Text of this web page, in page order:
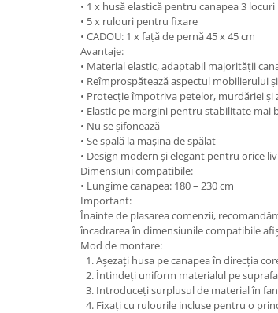
• 1 x husă elastică pentru canapea 3 locuri
• 5 x rulouri pentru fixare
• CADOU: 1 x față de pernă 45 x 45 cm
Avantaje:
• Material elastic, adaptabil majorității
• Reîmprospătează aspectul mobilierului
• Protecție împotriva petelor, murdăriei și
• Elastic pe margini pentru stabilitate mai
• Nu se șifonează
• Se spală la mașina de spălat
• Design modern și elegant pentru orice
Dimensiuni compatibile:
• Lungime canapea: 180 – 230 cm
Important:
Înainte de plasarea comenzii,
încadrarea în dimensiunile compatibile
Mod de montare:
Așezați husa pe canapea în direcția
Întindeți uniform materialul pe
Introduceți surplusul de material în
Fixați cu rulourile incluse pentru o